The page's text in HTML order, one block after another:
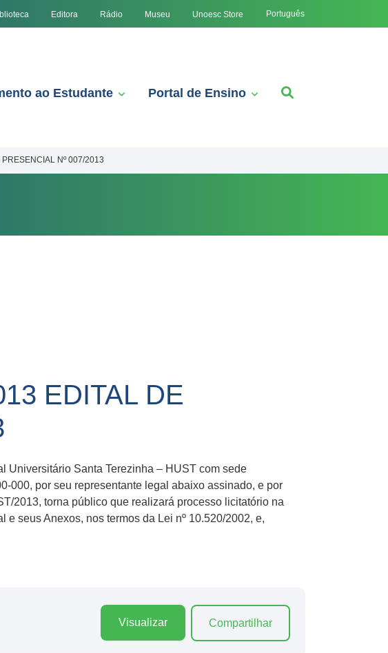
Editora Rádio Museu Unoesc Store Português
ao Estudante Portal de Ensino
Nº 007/2013
EDITAL DE
Universitário Santa Terezinha – HUST com sede
000, por seu representante legal abaixo assinado, e por
2013, torna público que realizará processo licitatório na
seus Anexos, nos termos da Lei nº 10.520/2002, e,
Visualizar Compartilhar